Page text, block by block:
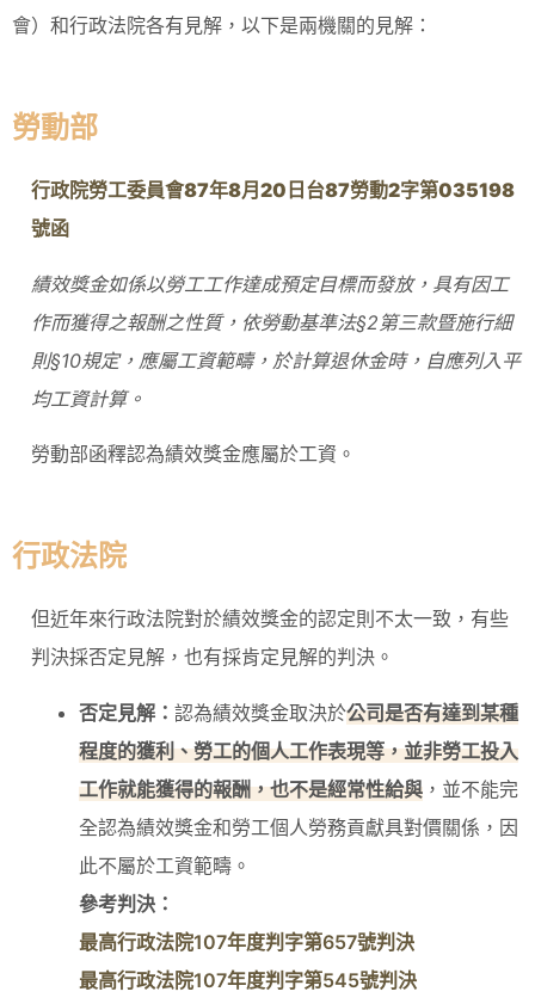
會）和行政法院各有見解，以下是兩機關的見解：
勞動部
行政院勞工委員會87年8月20 日台87勞動2字第035198
號函
績效獎金如係以勞工工作達成預定目標而發放，具有因工
作而獲得之報酬之性質，依勞動基準法§2第三款暨施行細
則§10規定，應屬工資範疇，於計算退休金時，自應列入平
均工資計算。
勞動部函釋認為績效獎金應屬於工資。
行政法院
但近年來行政法院對於績效獎金的認定則不太一致，有些
判決採否定見解，也有採肯定見解的判決。
否定見解： 認為績效獎金取決於公司是否有達到某種
程度的獲利、勞工的個人工作表現等，並非勞工投入
工作就能獲得的報酬，也不是經常性給與 ，並不能完
全認為績效獎金和勞工個人勞務貢獻具對價關係，因
此不屬於工資範疇。
參考判決：
最高行政法院107年度判字第657號判決
最高行政法院107年度判字第545號判決